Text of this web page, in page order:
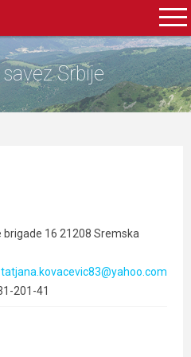
Srbije
16 21208 Sremska
201-41